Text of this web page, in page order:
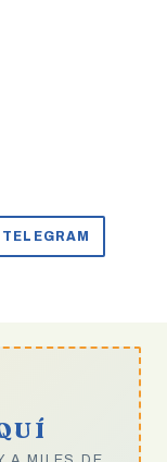
TELEGRAM